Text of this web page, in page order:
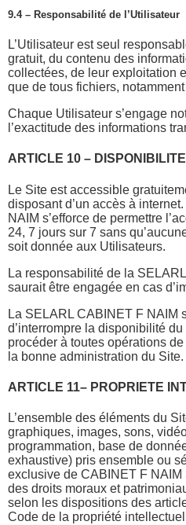
9.4 – Responsabilité de l’Utilisateur
L’Utilisateur est seul
gratuit, du contenu des
collectées, de leur exploitation
que de tous fichiers,
Chaque Utilisateur s’engage
l’exactitude des informations
ARTICLE 10 –
Le Site est accessible
disposant d’un accès à
NAIM s’efforce de permettre
24, 7 jours sur 7 sans
soit donnée aux Utilisateurs.
La responsabilité de la
saurait être engagée en cas
La SELARL CABINET F NAIM
d’interrompre la disponibilité
procéder à toutes opérations
la bonne administration du Site.
ARTICLE 11– PROPRIETE
L’ensemble des éléments du
graphiques, images, sons,
programmation, base de
exhaustive) pris ensemble ou
exclusive de CABINET F
des droits moraux et
selon les dispositions des
Code de la propriété